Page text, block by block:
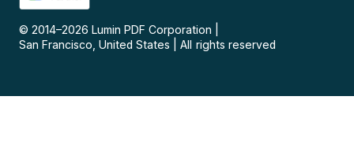
© 2014–2026 Lumin PDF Corporation
San Francisco, United States
All rights reserved